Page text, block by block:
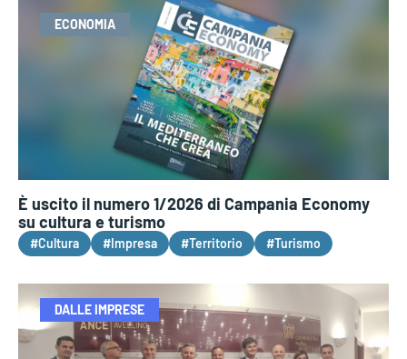
ECONOMIA
È uscito il numero 1/2026 di Campania Economy
su cultura e turismo
#Cultura #Impresa #Territorio #Turismo
DALLE IMPRESE